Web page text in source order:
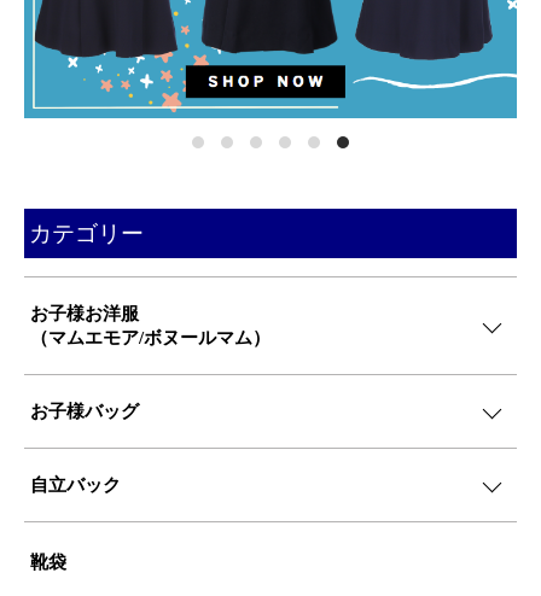
カテゴリー
お子様お洋服
（マムエモア/ボヌールマム）
お子様バッグ
自立バック
靴袋